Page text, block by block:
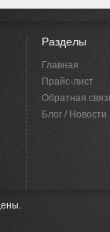
Разделы
Главная
Прайс-лист
Обратная
Блог / Новости